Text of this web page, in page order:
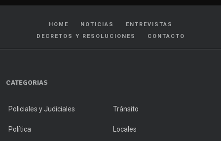
HOME NOTICIAS
ENTREVISTAS
DECRETOS Y RESOLUCIONES
CONTACTO
CATEGORIAS
Policiales y Judiciales Tránsito
Política Locales